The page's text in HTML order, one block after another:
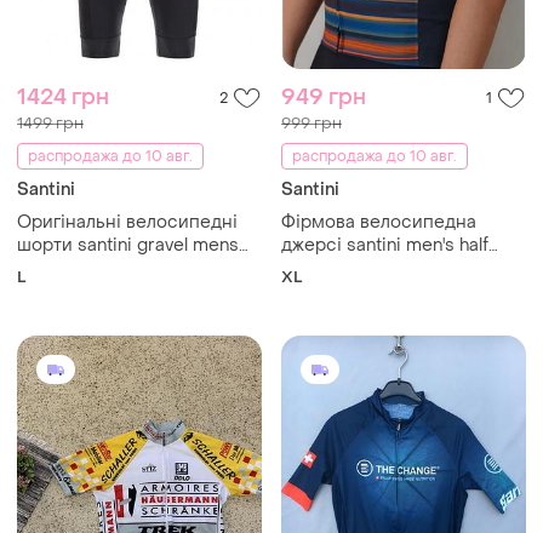
1424 грн 2
1499 грн
распродажа до 10 авг.
Santini
Оригінальні велосипедні
шорти santini gravel mens
cycling bibshort
L
949 грн 1
999 грн
распродажа до 10 авг.
Santini
Фірмова велосипедна
джерсі santini men's half
sleeves terranova gravel
XL